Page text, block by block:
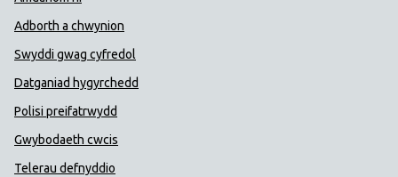
Adborth a chwynion
Swyddi gwag cyfredol
Datganiad hygyrchedd
Polisi preifatrwydd
Gwybodaeth cwcis
Telerau defnyddio